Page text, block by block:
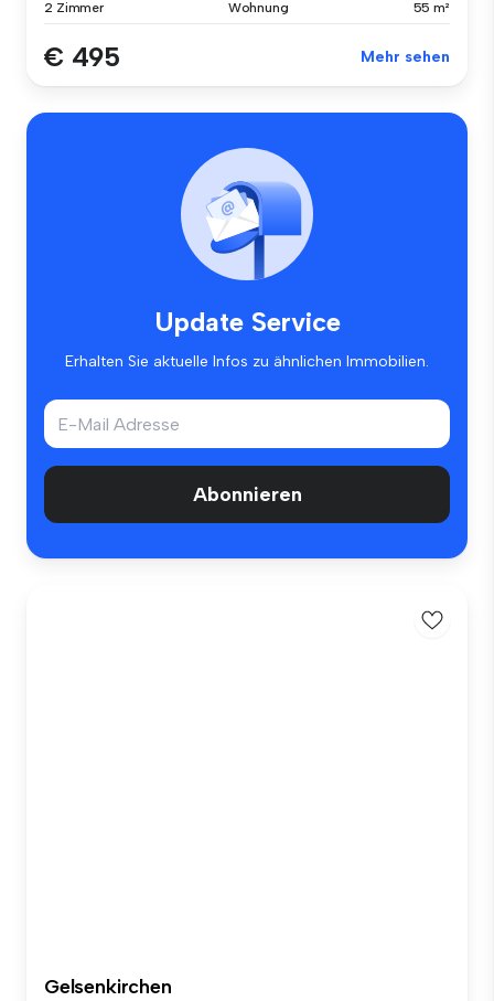
2 Zimmer Wohnung 55 m²
€ 495 Mehr sehen
Update Service
Erhalten Sie aktuelle Infos zu ähnlichen Immobilien.
Abonnieren
Gelsenkirchen